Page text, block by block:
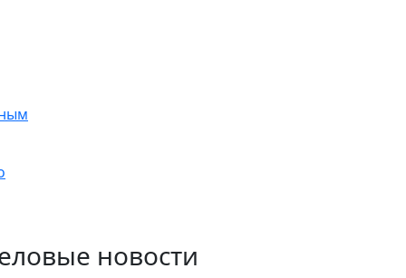
новости